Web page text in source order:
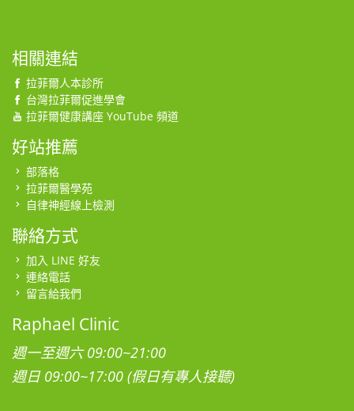
相關連結
拉菲爾人本診所
台灣拉菲爾促進學會
拉菲爾健康講座 YouTube 頻道
好站推薦
部落格
拉菲爾醫學苑
自律神經線上檢測
聯絡方式
加入 LINE 好友
連絡電話
留言給我們
Raphael Clinic
週一至週六 09:00~21:00
週日 09:00~17:00 (假日有專人接聽)